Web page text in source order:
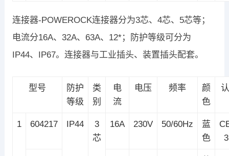
连接器-POWEROCK连接器分为3芯、4芯、5芯等；
电流分16A、32A、63A、12*；防护等级可分为
IP44、IP67。连接器与工业插头、装置插头配套。
型号
防护
等级
类
别
电
流
电压 频率
颜
色
1 604217 IP44
3
芯
16A 230V 50/60Hz
蓝
色